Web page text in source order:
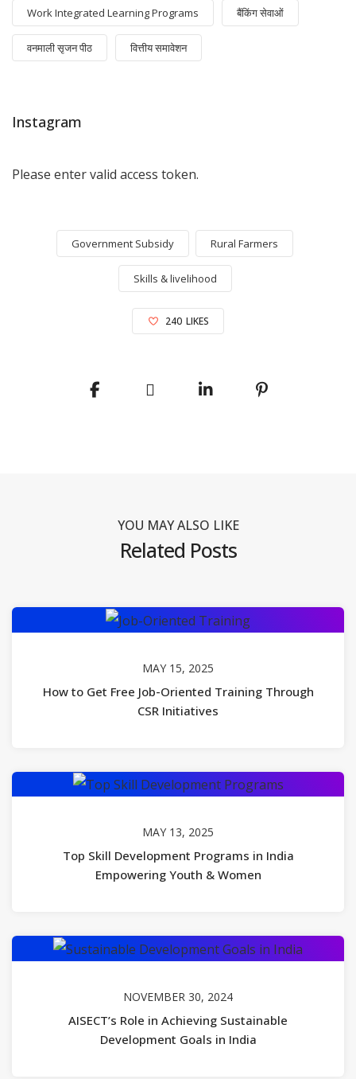
Work Integrated Learning Programs बैंकिंग सेवाओं
वनमाली सृजन पीठ वित्तीय समावेशन
Instagram
Please enter valid access token.
Government Subsidy Rural Farmers
Skills & livelihood
240 LIKES
YOU MAY ALSO LIKE
Related Posts
MAY 15, 2025
How to Get Free Job-Oriented Training Through
CSR Initiatives
MAY 13, 2025
Top Skill Development Programs in India
Empowering Youth & Women
NOVEMBER 30, 2024
AISECT’s Role in Achieving Sustainable
Development Goals in India